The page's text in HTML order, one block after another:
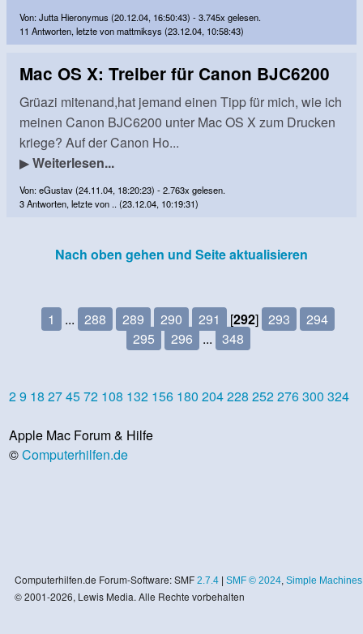
Von: Jutta Hieronymus (20.12.04, 16:50:43) - 3.745x gelesen.
11 Antworten, letzte von mattmiksys (23.12.04, 10:58:43)
Mac OS X: Treiber für Canon BJC6200
Grüazi mitenand,hat jemand einen Tipp für mich, wie ich
meinen Canon BJC6200 unter Mac OS X zum Drucken
kriege? Auf der Canon Ho...
▶Weiterlesen...
Von: eGustav (24.11.04, 18:20:23) - 2.763x gelesen.
3 Antworten, letzte von .. (23.12.04, 10:19:31)
Nach oben gehen und Seite aktualisieren
1 ... 288 289 290 291 [292] 293
294
295
296 ... 348
29 18 274572 108 132 156 180 204228 252276300 324
Apple Mac Forum & Hilfe
©Computerhilfen.de
Computerhilfen.de Forum-Software: SMF 2.7.4| SMF © 2024, Simple Machines
© 2001-2026, Lewis Media. Alle Rechte vorbehalten